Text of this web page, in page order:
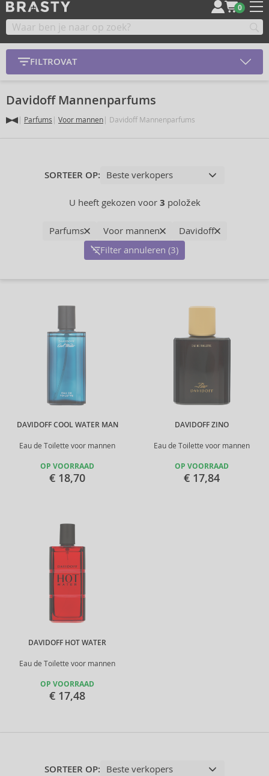
0
FILTROVAT
Davidoff Mannenparfums
Parfums Voor mannen Davidoff Mannenparfums
SORTEER OP:
U heeft gekozen voor 3 položek
Parfums Voor mannen
Davidoff
Filter annuleren (3)
DAVIDOFF COOL WATER MAN
Eau de Toilette voor mannen
OP VOORRAAD
€ 18,70
DAVIDOFF ZINO
Eau de Toilette voor mannen
OP VOORRAAD
€ 17,84
DAVIDOFF HOT WATER
Eau de Toilette voor mannen
OP VOORRAAD
€ 17,48
SORTEER OP: